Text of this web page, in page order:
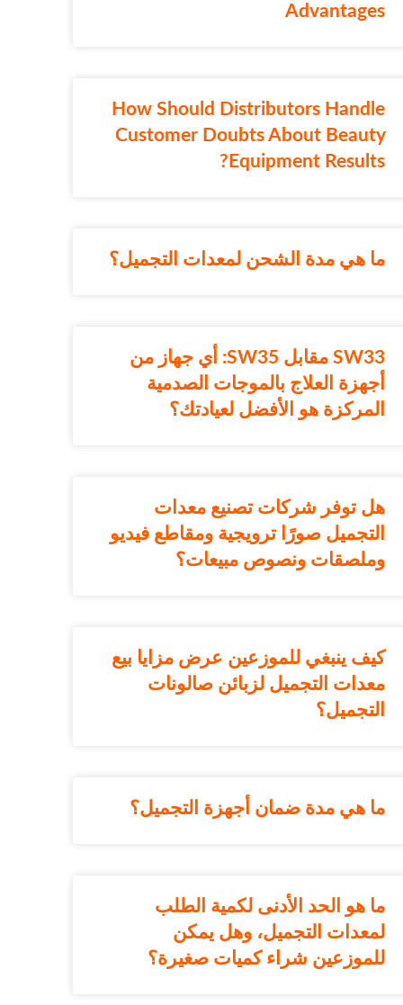
Advantages
How Should Distributors Handle
Customer Doubts About Beauty
Equipment Results?
ما هي مدة الشحن لمعدات التجميل؟
SW33 مقابل SW35: أي جهاز من
أجهزة العلاج بالموجات الصدمية
المركزة هو الأفضل لعيادتك؟
هل توفر شركات تصنيع معدات
التجميل صورًا ترويجية ومقاطع فيديو
وملصقات ونصوص مبيعات؟
كيف ينبغي للموزعين عرض مزايا بيع
معدات التجميل لزبائن صالونات
التجميل؟
ما هي مدة ضمان أجهزة التجميل؟
ما هو الحد الأدنى لكمية الطلب
لمعدات التجميل، وهل يمكن
للموزعين شراء كميات صغيرة؟